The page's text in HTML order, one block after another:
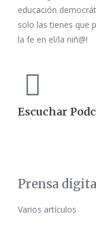
educación
solo las tienes que
la fe en el/la niñ@!
Escuchar
Prensa
Varios artículos